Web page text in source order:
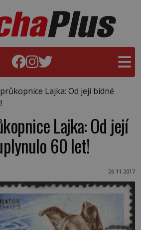
Lajka: Od její bídné
Lajka: Od její
60 let!
26.11.2017